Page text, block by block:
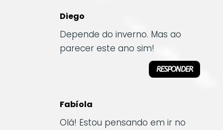
Diego
Depende do inverno. Mas ao
parecer este ano sim!
RESPONDER
Fabíola
Olá! Estou pensando em ir no